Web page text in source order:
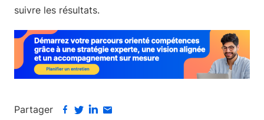
suivre les résultats.
Partager